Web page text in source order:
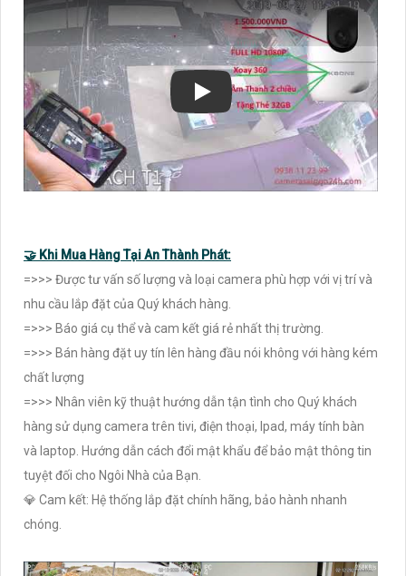
🤝 Khi Mua Hàng Tại An Thành Phát:
=>>> Được tư vấn số lượng và loại camera phù hợp với vị trí và
nhu cầu lắp đặt của Quý khách hàng.
=>>> Báo giá cụ thể và cam kết giá rẻ nhất thị trường.
=>>> Bán hàng đặt uy tín lên hàng đầu nói không với hàng kém
chất lượng
=>>> Nhân viên kỹ thuật hướng dẫn tận tình cho Quý khách
hàng sử dụng camera trên tivi, điện thoại, Ipad, máy tính bàn
và laptop. Hướng dẫn cách đổi mật khẩu để bảo mật thông tin
tuyệt đối cho Ngôi Nhà của Bạn.
💎 Cam kết: Hệ thống lắp đặt chính hãng, bảo hành nhanh
chóng.